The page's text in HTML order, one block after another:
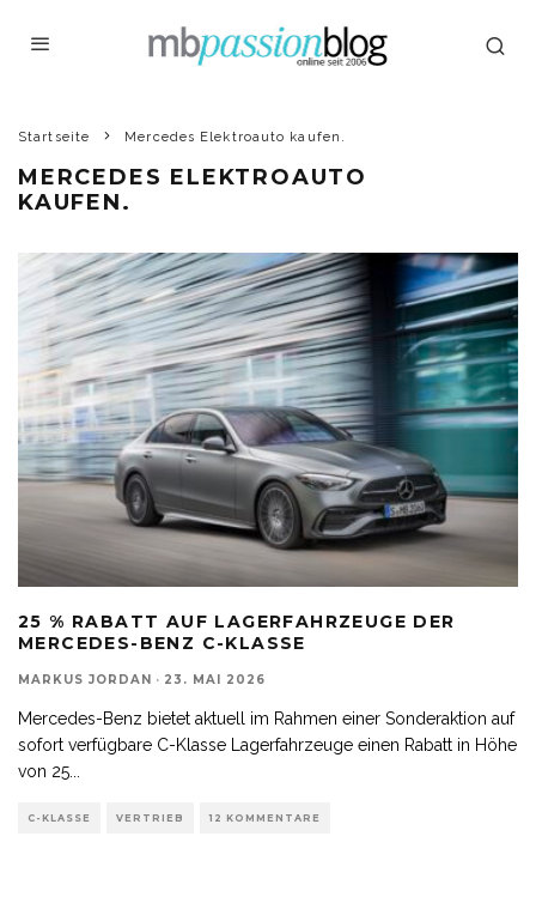
Startseite Mercedes Elektroauto kaufen.
MERCEDES ELEKTROAUTO
KAUFEN.
25 % RABATT AUF LAGERFAHRZEUGE DER
MERCEDES-BENZ C-KLASSE
MARKUS JORDAN · 23. MAI 2026
Mercedes-Benz bietet aktuell im Rahmen einer Sonderaktion auf
sofort verfügbare C-Klasse Lagerfahrzeuge einen Rabatt in Höhe
von 25
C-KLASSE VERTRIEB 12 KOMMENTARE